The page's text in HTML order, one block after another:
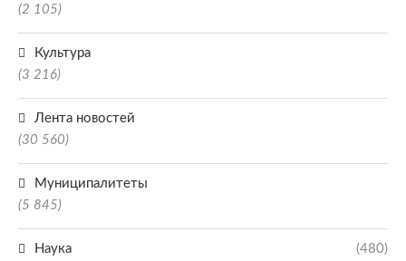
(2 105)
Культура
(3 216)
Лента новостей
(30 560)
Муниципалитеты
(5 845)
Наука (480)